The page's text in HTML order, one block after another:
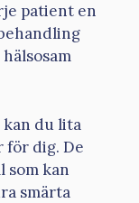
patient en
du lita
för dig. De
som kan
smärta